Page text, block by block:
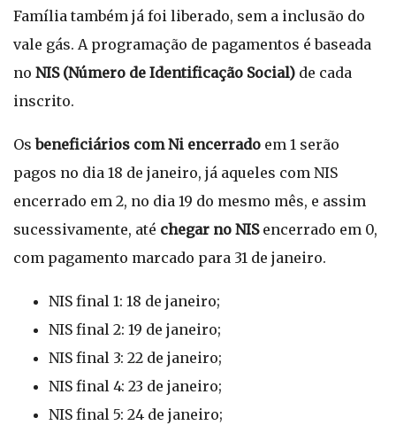
Família também já foi liberado, sem a inclusão do
vale gás. A programação de pagamentos é baseada
no NIS (Número de Identificação Social) de cada
inscrito.
Os beneficiários com Ni encerrado em 1 serão
pagos no dia 18 de janeiro, já aqueles com NIS
encerrado em 2, no dia 19 do mesmo mês, e assim
sucessivamente, até chegar no NISencerrado em 0,
com pagamento marcado para 31 de janeiro.
NIS final 1: 18 de janeiro;
NIS final 2: 19 de janeiro;
NIS final 3: 22 de janeiro;
NIS final 4: 23 de janeiro;
NIS final 5: 24 de janeiro;